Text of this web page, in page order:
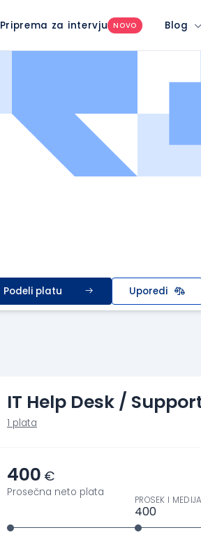
Priprema za intervju NOVO Blog
Podeli platu Uporedi
IT Help Desk /
1 plata
400 €
Prosečna neto plata
PROSEK I
400